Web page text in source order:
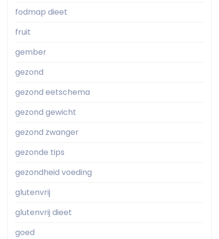
fodmap dieet
fruit
gember
gezond
gezond eetschema
gezond gewicht
gezond zwanger
gezonde tips
gezondheid voeding
glutenvrij
glutenvrij dieet
goed